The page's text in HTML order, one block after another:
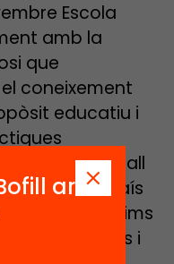
Escola
amb la
que
coneixement
educatiu i
i el treball
al nostre país
en els pròxims
famílies i
ara